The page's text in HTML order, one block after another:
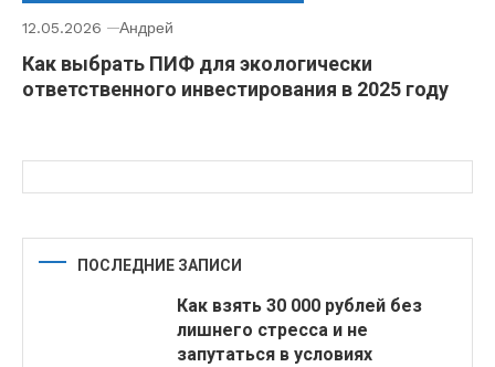
12.05.2026 Андрей
Как выбрать ПИФ для экологически
ответственного инвестирования в 2025 году
ПОСЛЕДНИЕ ЗАПИСИ
Как взять 30 000 рублей без
лишнего стресса и не
запутаться в условиях